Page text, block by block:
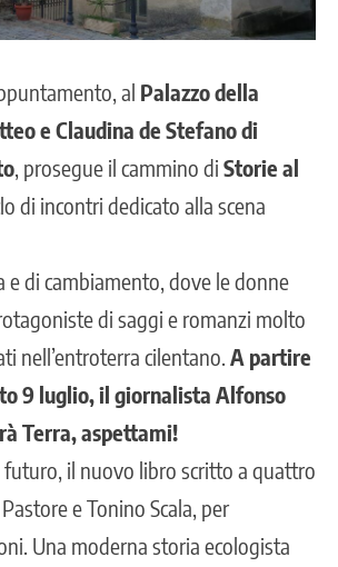
al Palazzo della
e Claudina de Stefano di
, prosegue il cammino di Storie al
di incontri dedicato alla scena
e di cambiamento, dove le donne
di saggi e romanzi molto
nell’entroterra cilentano. A partire
9 luglio, il giornalista Alfonso
Terra, aspettami!
futuro, il nuovo libro scritto a quattro
e Tonino Scala, per
Una moderna storia ecologista